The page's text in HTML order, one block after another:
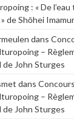
: « De
de Shōhei
dans
–
de John Sturges
dans
–
de John Sturges